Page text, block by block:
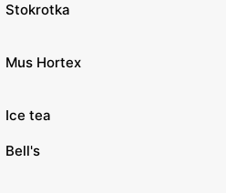
Stokrotka
Mus Hortex
Ice tea
Bell's